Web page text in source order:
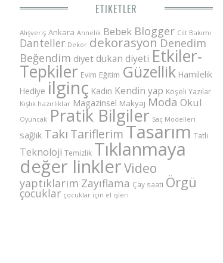
ETIKETLER
Alışveriş Ankara Annelik Bebek Blogger Cilt Bakımı
Danteller Dekor dekorasyon Denedim
Beğendim diyet dukan diyeti Etkiler-
Tepkiler Evim Eğitim Güzellik Hamilelik
Hediye ilginç Kadın Kendin yap Köşeli Yazılar
Kışlık hazırlıklar Magazinsel Makyaj Moda Okul
Oyuncak Pratik Bilgiler Saç Modelleri
sağlık Takı Tariflerim Tasarım Tatlı
Teknoloji Temizlik Tıklanmaya
değer linklerVideo
yaptıklarım Zayıflama Çay saati Örgü
çocuklar çocuklar için el işleri